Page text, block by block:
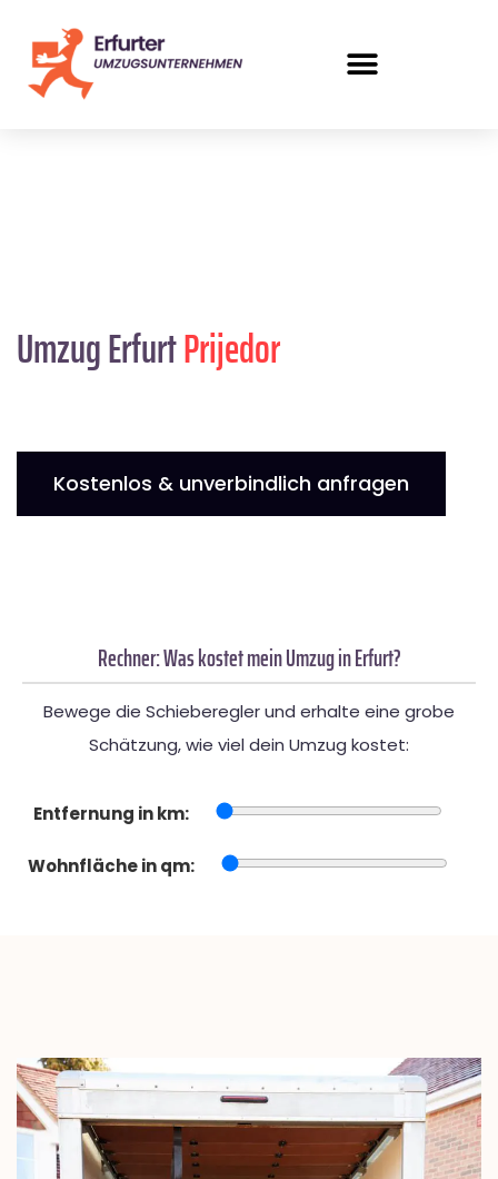
Umzug ErfurtPrijedor
Kostenlos & unverbindlich anfragen
Rechner: Was kostet mein Umzug in Erfurt?
Bewege die Schieberegler und erhalte eine grobe
Schätzung, wie viel dein Umzug kostet:
Entfernung in km:
Wohnfläche in qm: